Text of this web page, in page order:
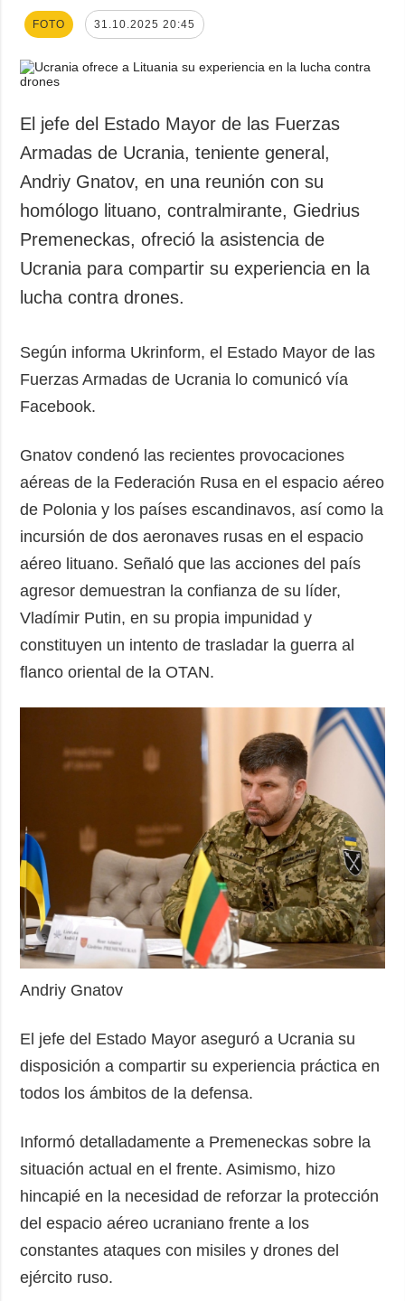
FOTO 31.10.2025 20:45
El jefe del Estado Mayor de las Fuerzas
Armadas de Ucrania, teniente general,
Andriy Gnatov, en una reunión con su
homólogo lituano, contralmirante, Giedrius
Premeneckas, ofreció la asistencia de
Ucrania para compartir su experiencia en la
lucha contra drones.
Según informa Ukrinform, el Estado Mayor de las
Fuerzas Armadas de Ucrania lo comunicó vía
Facebook.
Gnatov condenó las recientes provocaciones
aéreas de la Federación Rusa en el espacio aéreo
de Polonia y los países escandinavos, así como la
incursión de dos aeronaves rusas en el espacio
aéreo lituano. Señaló que las acciones del país
agresor demuestran la confianza de su líder,
Vladímir Putin, en su propia impunidad y
constituyen un intento de trasladar la guerra al
flanco oriental de la OTAN.
Andriy Gnatov
El jefe del Estado Mayor aseguró a Ucrania su
disposición a compartir su experiencia práctica en
todos los ámbitos de la defensa.
Informó detalladamente a Premeneckas sobre la
situación actual en el frente. Asimismo, hizo
hincapié en la necesidad de reforzar la protección
del espacio aéreo ucraniano frente a los
constantes ataques con misiles y drones del
ejército ruso.